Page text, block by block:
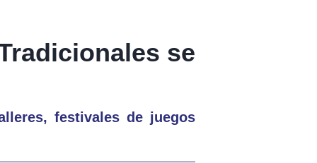
se
festivales de juegos